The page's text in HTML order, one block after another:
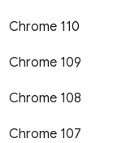
Chrome 110
Chrome 109
Chrome 108
Chrome 107